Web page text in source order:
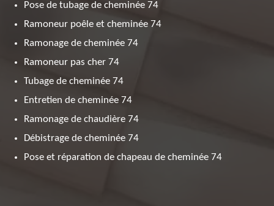
Pose de tubage de cheminée 74
Ramoneur poêle et cheminée 74
Ramonage de cheminée 74
Ramoneur pas cher 74
Tubage de cheminée 74
Entretien de cheminée 74
Ramonage de chaudière 74
Débistrage de cheminée 74
Pose et réparation de chapeau de cheminée 74